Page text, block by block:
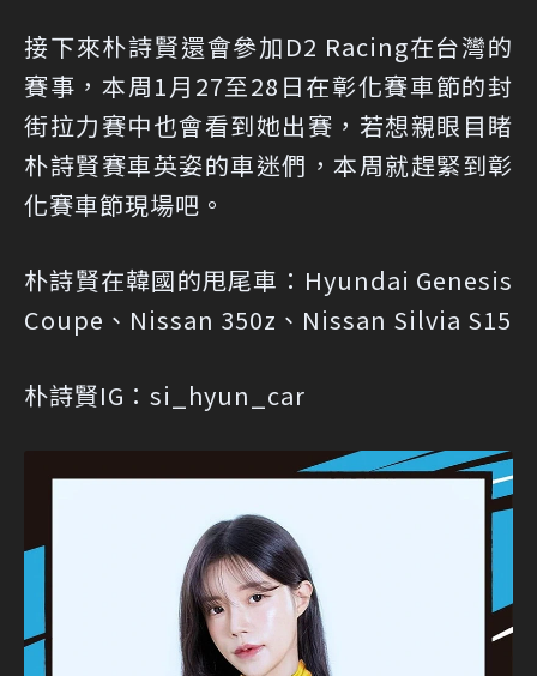
接下來朴詩賢還會參加D2 Racing在台灣的
賽事，本周1月27至28日在彰化賽車節的封
街拉力賽中也會看到她出賽，若想親眼目睹
朴詩賢賽車英姿的車迷們，本周就趕緊到彰
化賽車節現場吧。
朴詩賢在韓國的甩尾車：Hyundai Genesis
Coupe、Nissan 350z、Nissan Silvia S15
朴詩賢IG：si_hyun_car